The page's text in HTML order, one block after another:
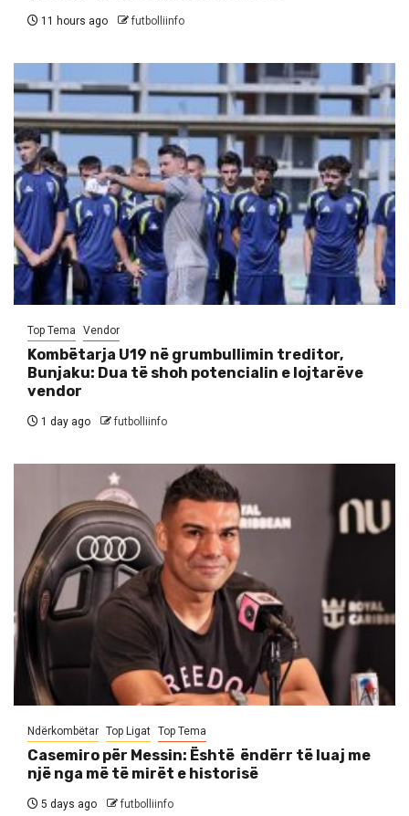
11 hours ago futbolliinfo
Top Tema Vendor
Kombëtarja U19 në grumbullimin treditor,
Bunjaku: Dua të shoh potencialin e lojtarëve
vendor
1 day ago futbolliinfo
Ndërkombëtar Top Ligat Top Tema
Casemiro për Messin: Është ëndërr të luaj me
një nga më të mirët e historisë
5 days ago futbolliinfo